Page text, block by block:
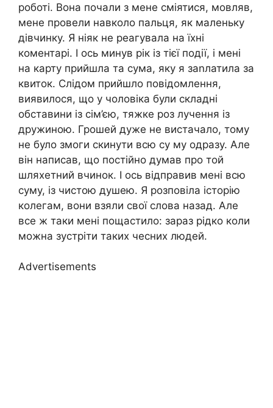
роботі. Вона почали з мене сміятися, мовляв,
мене провели навколо пальця, як маленьку
дівчинку. Я ніяк не реагувала на їхні
коментарі. І ось минув рік із тієї події, і мені
на карту прийшла та сума, яку я заnлатила за
квиток. Слідом прийшло повідомлення,
виявилося, що у чоловіка були складні
обставини із сім’єю, тяжке роз лучення із
дружиною. Грошей дуже не вистачало, тому
не було змоги скинути всю су му одразу. Але
він написав, що постійно думав про той
шляхетний вчинок. І ось відправив мені всю
суму, із чистою душею. Я розповіла історію
колегам, вони взяли свої слова назад. Але
все ж таки мені пощастило: зараз рідко коли
можна зустріти таких чесних людей.
Advertisements